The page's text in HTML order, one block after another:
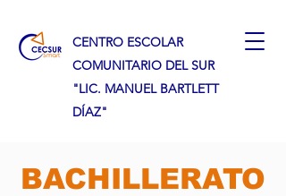
CENTRO ESCOLAR
COMUNITARIO DEL SUR
"LIC. MANUEL BARTLETT
DÍAZ"
BACHILLERATO